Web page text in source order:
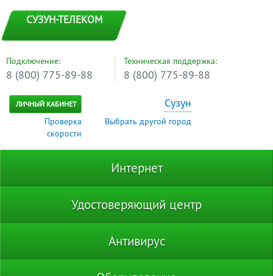
СУЗУН-ТЕЛЕКОМ
Подключение:
8 (800) 775-89-88
Техническая поддержка:
8 (800) 775-89-88
ЛИЧНЫЙ КАБИНЕТ
Проверка
скорости
Сузун
Выбрать другой город
Интернет
Удостоверяющий центр
Антивирус